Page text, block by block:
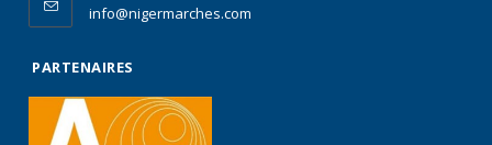
info@nigermarches.com
PARTENAIRES